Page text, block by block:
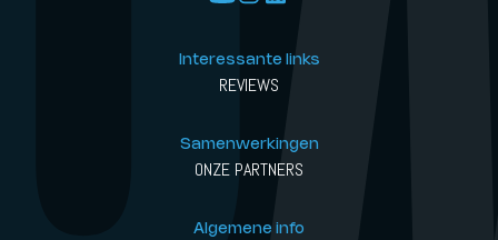
Interessante links
REVIEWS
Samenwerkingen
ONZE PARTNERS
Algemene info